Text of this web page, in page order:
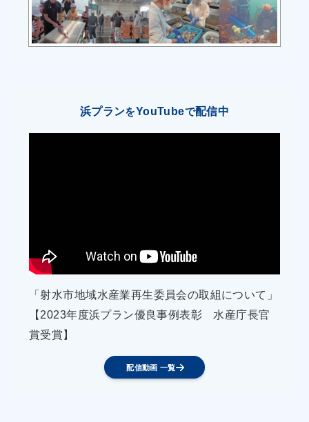
み、魚類の産卵・育成場の環境づくりを推進す
る。
回復を図る。また、森から海の再生を目的とした
浜プランをYouTubeで配信中
「射水市地域水産業再生委員会の取組について」
【2023年度浜プラン優良事例表彰 水産庁長官
賞受賞】
配信動画 一覧